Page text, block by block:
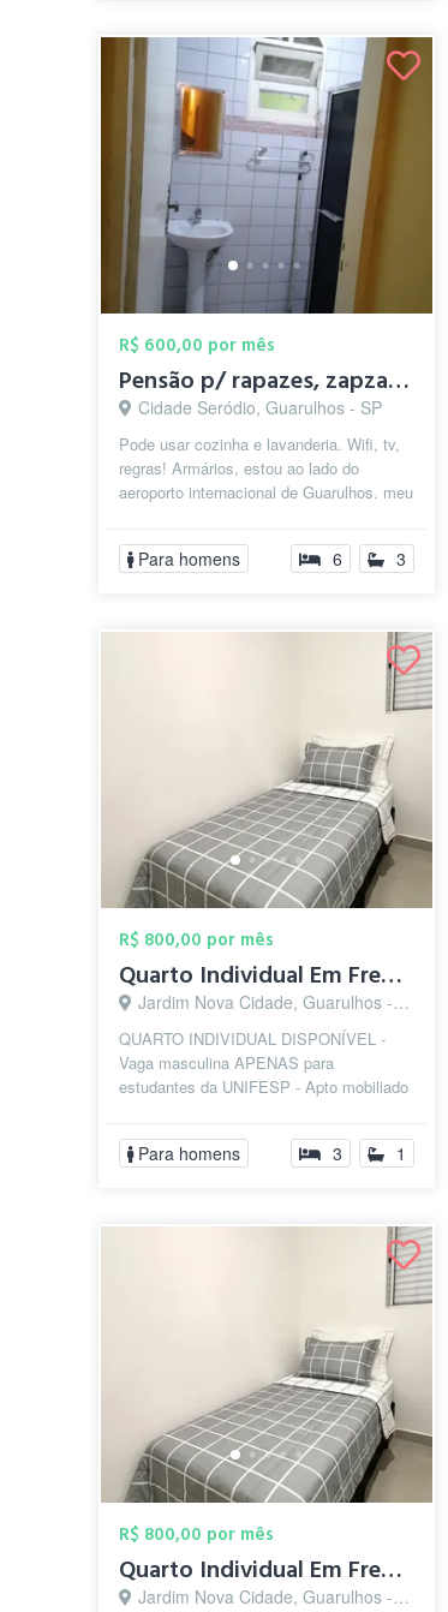
R$ 600,00 por mês
Pensão p/ rapazes, zapzap no final
Cidade Seródio, Guarulhos - SP
Pode usar cozinha e lavanderia. Wifi, tv,
regras! Armários, estou ao lado do
aeroporto internacional de Guarulhos. meu
Para homens 6 3
R$ 800,00 por mês
Quarto Individual Em Frente a UNIFESP - ...
Jardim Nova Cidade, Guarulhos - SP
QUARTO INDIVIDUAL DISPONÍVEL -
Vaga masculina APENAS para
estudantes da UNIFESP - Apto mobiliado
banheiro e 3 quart...
Para homens 3 1
R$ 800,00 por mês
Quarto Individual Em Frente a UNIFESP - ...
Jardim Nova Cidade, Guarulhos - SP